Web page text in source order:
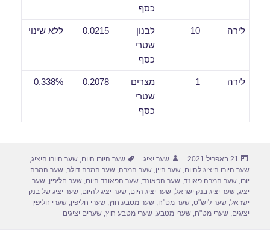
כסף
לירה 10
לבנון
שטרי
כסף
0.0215 ללא שינוי
לירה 1
מצרים
שטרי
כסף
0.2078
0.338%
פורסם
בתאריך
21 באפריל 2021 מחבר
שער יציג תגיות
שער היורו היום,שער היורו היציג,
שער היורו היציג להיום,שער היין,שער המרה,שער המרה דולר,שער המרה
יורו,שער המרה פאונד,שער הפאונד,שער הפאונד היום,שער חליפין,שער
יציג,שער יציג בנק ישראל,שער יציג היום,שער יציג להיום,שער יציג של בנק
ישראל,שער ליש"ט,שער מט"ח,שער מטבע חוץ,שערי חליפין,שערי חליפין
יציגים,שערי מט"ח,שערי מטבע,שערי מטבע חוץ,שערים יציגים